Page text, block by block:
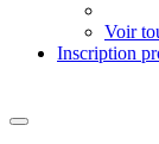
Voir
Inscription